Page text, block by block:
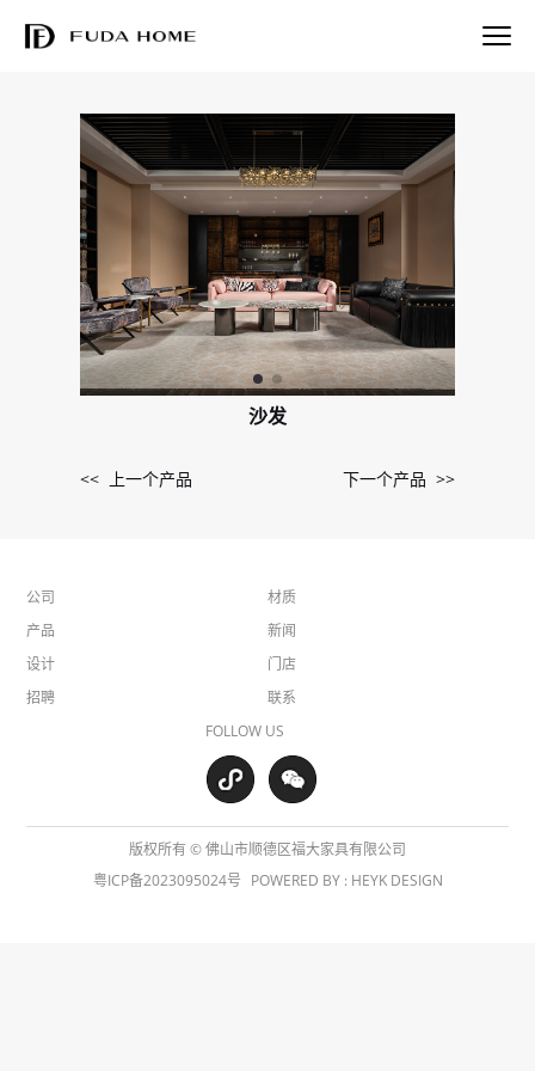
沙发
下一个产品 >>
<< 上一个产品
公司
产品
设计
招聘
材质
新闻
门店
联系
FOLLOW US
版权所有 © 佛山市顺德区福大家具有限公司
粤ICP备2023095024号 POWERED BY : HEYK DESIGN